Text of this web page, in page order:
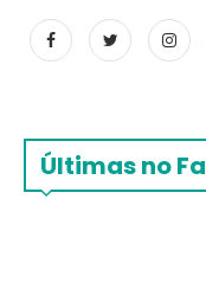
Últimas no